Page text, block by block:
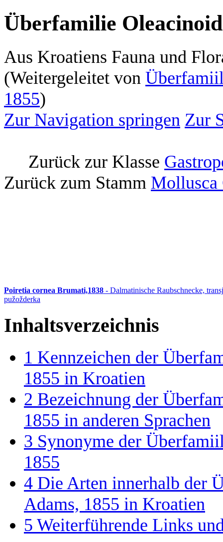
Überfamilie
Aus Kroatiens Fauna und
(Weitergeleitet von
1855)
Zur Navigation springen Zur
Zurück zur Klasse
Zurück zum Stamm Mollusca
Poiretia cornea Brumati,1838 - Dalmatinische Raubschnecke,
pužožderka
Inhaltsverzeichnis
1 Kennzeichen der
1855 in Kroatien
2 Bezeichnung der
1855 in anderen Sprachen
3 Synonyme der
1855
4 Die Arten innerhalb der
Adams, 1855 in Kroatien
5 Weiterführende Links